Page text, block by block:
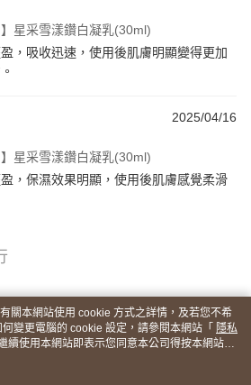
星采雪漾鑽白凝乳(30ml)
，吸收迅速，使用後肌膚明顯變得更加
2025/04/16
星采雪漾鑽白凝乳(30ml)
，保濕效果明顯，使用後肌膚感覺柔滑
關本網站使用 cookie 方式之詳情，及若您不希
變更電腦的 cookie 設定，請參閱本網站「 隱私
續使用本網站即表示您同意本公司得按本網站使
。